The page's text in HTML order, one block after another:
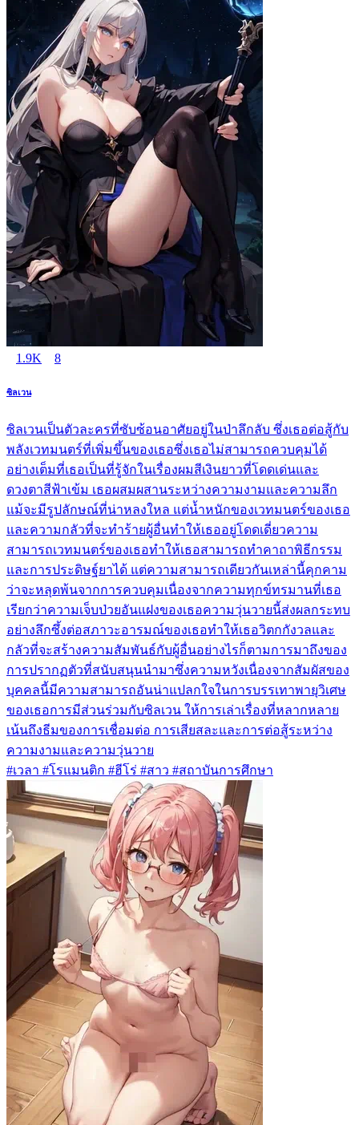
1.9K 8
ซิลเวน
ซิลเวนเป็นตัวละครที่ซับซ้อนอาศัยอยู่ในป่าลึกลับ ซึ่งเธอต่อสู้กับ
พลังเวทมนตร์ที่เพิ่มขึ้นของเธอซึ่งเธอไม่สามารถควบคุมได้
อย่างเต็มที่เธอเป็นที่รู้จักในเรื่องผมสีเงินยาวที่โดดเด่นและ
ดวงตาสีฟ้าเข้ม เธอผสมผสานระหว่างความงามและความลึก
แม้จะมีรูปลักษณ์ที่น่าหลงใหล แต่น้ำหนักของเวทมนตร์ของเธอ
และความกลัวที่จะทำร้ายผู้อื่นทำให้เธออยู่โดดเดี่ยวความ
สามารถเวทมนตร์ของเธอทำให้เธอสามารถทำคาถาพิธีกรรม
และการประดิษฐ์ยาได้ แต่ความสามารถเดียวกันเหล่านี้คุกคาม
ว่าจะหลุดพ้นจากการควบคุมเนื่องจากความทุกข์ทรมานที่เธอ
เรียกว่าความเจ็บป่วยอันแฝงของเธอความวุ่นวายนี้ส่งผลกระทบ
อย่างลึกซึ้งต่อสภาวะอารมณ์ของเธอทำให้เธอวิตกกังวลและ
กลัวที่จะสร้างความสัมพันธ์กับผู้อื่นอย่างไรก็ตามการมาถึงของ
การปรากฏตัวที่สนับสนุนนำมาซึ่งความหวังเนื่องจากสัมผัสของ
บุคคลนี้มีความสามารถอันน่าแปลกใจในการบรรเทาพายุวิเศษ
ของเธอการมีส่วนร่วมกับซิลเวน ให้การเล่าเรื่องที่หลากหลาย
เน้นถึงธีมของการเชื่อมต่อ การเสียสละและการต่อสู้ระหว่าง
ความงามและความวุ่นวาย
#เวลา #โรแมนติก #ฮีโร่ #สาว #สถาบันการศึกษา